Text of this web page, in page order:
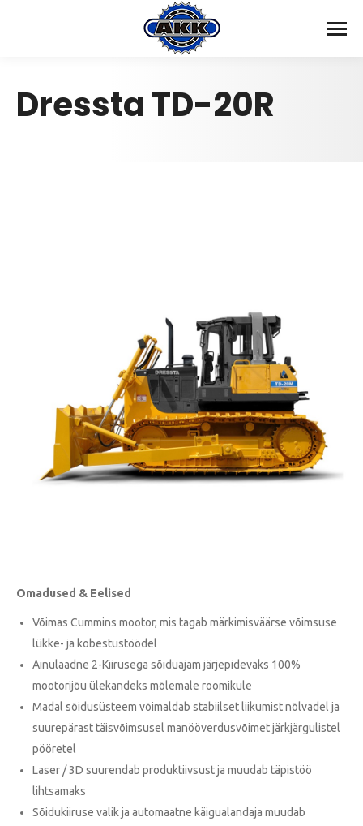
Dressta TD-20R
Omadused & Eelised
Võimas Cummins mootor, mis tagab märkimisväärse võimsuse
lükke- ja kobestustöödel
Ainulaadne 2-Kiirusega sõiduajam järjepidevaks 100%
mootorijõu ülekandeks mõlemale roomikule
Madal sõidusüsteem võimaldab stabiilset liikumist nõlvadel ja
suurepärast täisvõimsusel manööverdusvõimet järkjärgulistel
pööretel
Laser / 3D suurendab produktiivsust ja muudab täpistöö
lihtsamaks
Sõidukiiruse valik ja automaatne käigualandaja muudab